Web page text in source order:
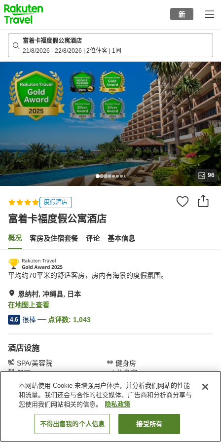
to
top
page
新
富着卡福度假公寓酒店
21/8/2026 - 22/8/2026 2位住客 1间
96
度假酒店
富着卡福度假公寓酒店
概况 客房及住宿套餐 评论 基本信息
平均约70平米的舒适客房，房内有海景的度假氛围。
恩纳村, 冲绳县, 日本
在地图上查看
4.6 很棒 点评数: 1,043
酒店设施
SPA/美容院
健身房
餐厅
休息室
首页 日本 冲绳县 恩纳村 富着卡福度假公寓酒店
搜索客房
本网站使用 Cookie 来增强用户体验，并分析我们网站的性能
和流量。我们还会与合作的社交媒体、广告商和分析商分享与
您使用我们网站相关的信息。
隐私政策
不得出售我的个人信息 接受所有